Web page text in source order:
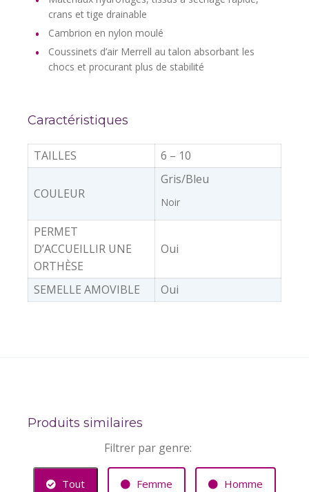
crans et tige drainable
Cambrion en nylon moulé
Coussinets d’air Merrell au talon absorbant les
chocs et procurant plus de stabilité
Caractéristiques
TAILLES 6 – 10
COULEUR
Gris/Bleu
Noir
PERMET
D’ACCUEILLIR UNE
ORTHÈSE
Oui
SEMELLE AMOVIBLE Oui
Produits similaires
Filtrer par genre:
Tout Femme Homme